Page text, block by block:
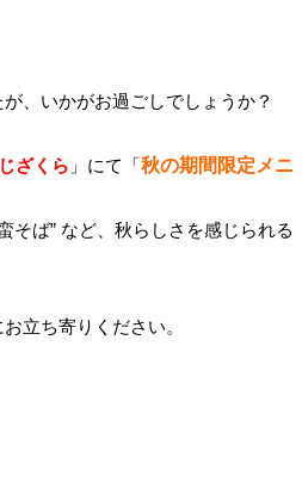
、いかがお過ごしでしょうか？
ざくら 」にて「秋の期間限定メニ
そば” など、秋らしさを感じられる
立ち寄りください。